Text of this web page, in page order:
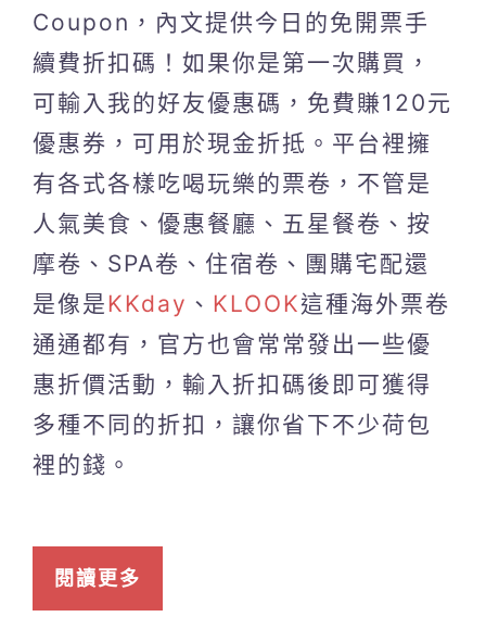
Coupon，內文提供今日的免開票手
續費折扣碼！如果你是第一次購買，
可輸入我的好友優惠碼，免費賺120元
優惠券，可用於現金折抵。平台裡擁
有各式各樣吃喝玩樂的票卷，不管是
人氣美食、優惠餐廳、五星餐卷、按
摩卷、SPA卷、住宿卷、團購宅配還
是像是KKday 、 KLOOK這種海外票卷
通通都有，官方也會常常發出一些優
惠折價活動，輸入折扣碼後即可獲得
多種不同的折扣，讓你省下不少荷包
裡的錢。
閱讀更多